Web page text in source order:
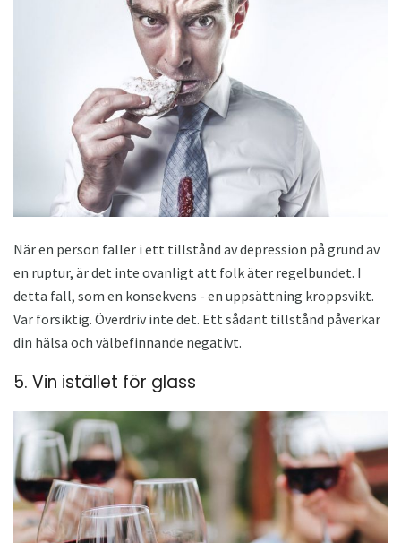
När en person faller i ett tillstånd av depression på grund av
en ruptur, är det inte ovanligt att folk äter regelbundet. I
detta fall, som en konsekvens - en uppsättning kroppsvikt.
Var försiktig. Överdriv inte det. Ett sådant tillstånd påverkar
din hälsa och välbefinnande negativt.
5. Vin istället för glass